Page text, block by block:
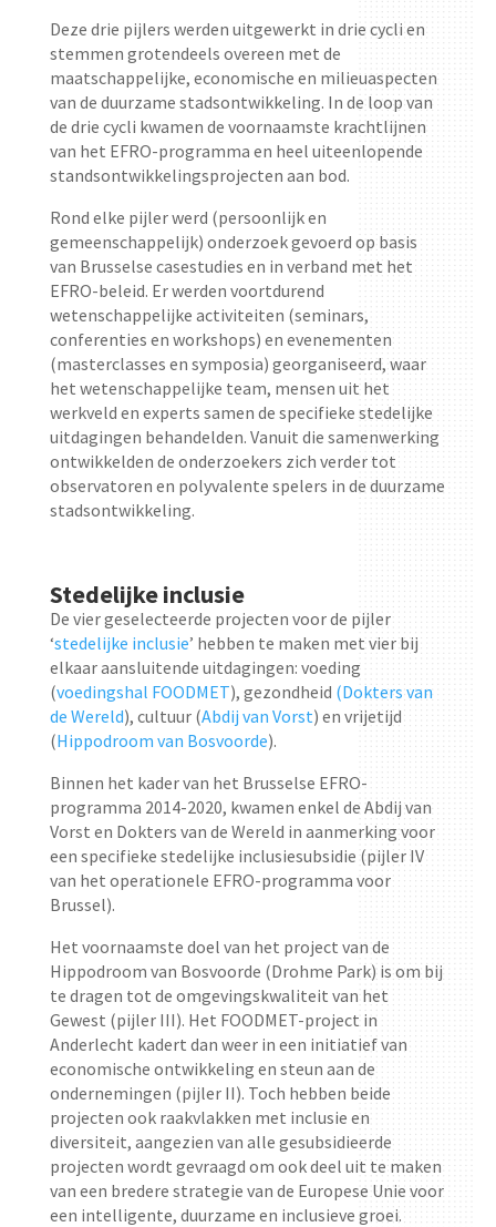
Deze drie pijlers werden uitgewerkt in drie cycli en
stemmen grotendeels overeen met de
maatschappelijke, economische en milieuaspecten
van de duurzame stadsontwikkeling. In de loop van
de drie cycli kwamen de voornaamste krachtlijnen
van het EFRO-programma en heel uiteenlopende
standsontwikkelingsprojecten aan bod.
Rond elke pijler werd (persoonlijk en
gemeenschappelijk) onderzoek gevoerd op basis
van Brusselse casestudies en in verband met het
EFRO-beleid. Er werden voortdurend
wetenschappelijke activiteiten (seminars,
conferenties en workshops) en evenementen
(masterclasses en symposia) georganiseerd, waar
het wetenschappelijke team, mensen uit het
werkveld en experts samen de specifieke stedelijke
uitdagingen behandelden. Vanuit die samenwerking
ontwikkelden de onderzoekers zich verder tot
observatoren en polyvalente spelers in de duurzame
stadsontwikkeling.
Stedelijke inclusie
De vier geselecteerde projecten voor de pijler
‘stedelijke inclusie’ hebben te maken met vier bij
elkaar aansluitende uitdagingen: voeding
(voedingshal FOODMET), gezondheid (Dokters van
de Wereld), cultuur (Abdij van Vorst) en vrijetijd
(Hippodroom van Bosvoorde).
Binnen het kader van het Brusselse EFRO-
programma 2014-2020, kwamen enkel de Abdij van
Vorst en Dokters van de Wereld in aanmerking voor
een specifieke stedelijke inclusiesubsidie (pijler IV
van het operationele EFRO-programma voor
Brussel).
Het voornaamste doel van het project van de
Hippodroom van Bosvoorde (Drohme Park) is om bij
te dragen tot de omgevingskwaliteit van het
Gewest (pijler III). Het FOODMET-project in
Anderlecht kadert dan weer in een initiatief van
economische ontwikkeling en steun aan de
ondernemingen (pijler II). Toch hebben beide
projecten ook raakvlakken met inclusie en
diversiteit, aangezien van alle gesubsidieerde
projecten wordt gevraagd om ook deel uit te maken
van een bredere strategie van de Europese Unie voor
een intelligente, duurzame en inclusieve groei.